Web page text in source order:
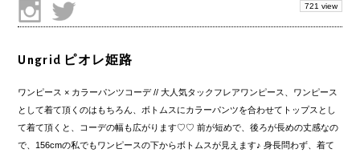
721 view
Ungrid ピオレ姫路
ワンピース × カラーパンツコーデ // 大人気タックフレアワンピース、ワンピース
として着て頂くのはもちろん、ボトムスにカラーパンツを合わせてトップスとし
て着て頂くと、コーデの幅も広がります♡♡ 前が短めで、後ろが長めの丈感なの
で、156cmの私でもワンピースの下からボトムスが見えます♪ 身長問わず、着て